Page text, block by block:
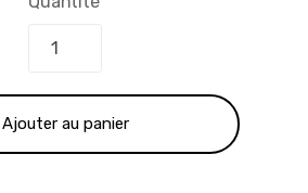
:
€.
Ajouter au panier